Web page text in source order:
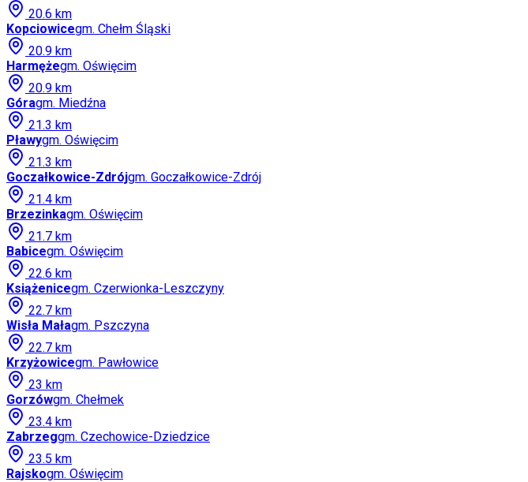
20.6 km
Kopciowicegm. Chełm Śląski
20.9 km
Harmężegm. Oświęcim
20.9 km
Góragm. Miedźna
21.3 km
Pławygm. Oświęcim
21.3 km
Goczałkowice-Zdrójgm. Goczałkowice-Zdrój
21.4 km
Brzezinkagm. Oświęcim
21.7 km
Babicegm. Oświęcim
22.6 km
Książenicegm. Czerwionka-Leszczyny
22.7 km
Wisła Małagm. Pszczyna
22.7 km
Krzyżowicegm. Pawłowice
23 km
Gorzówgm. Chełmek
23.4 km
Zabrzeggm. Czechowice-Dziedzice
23.5 km
Rajskogm. Oświęcim